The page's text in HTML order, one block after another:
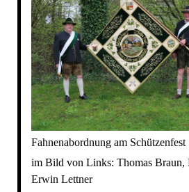
Fahnenabordnung am Schützenfest
im Bild von Links: Thomas Braun,
Erwin Lettner